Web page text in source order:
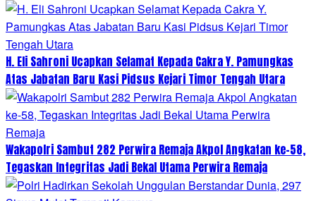
H. Eli Sahroni Ucapkan Selamat Kepada Cakra Y. Pamungkas
Atas Jabatan Baru Kasi Pidsus Kejari Timor Tengah Utara
Wakapolri Sambut 282 Perwira Remaja Akpol Angkatan ke-58,
Tegaskan Integritas Jadi Bekal Utama Perwira Remaja